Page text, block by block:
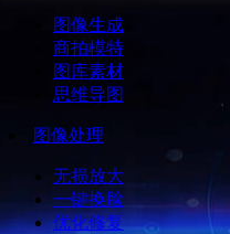
图像生成
商拍模特
图库素材
思维导图
图像处理
无损放大
一键换脸
优化修复